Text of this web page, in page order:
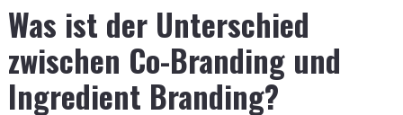
Was ist der Unterschied
zwischen Co-Branding und
Ingredient Branding?